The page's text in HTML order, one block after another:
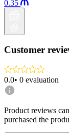
0.35
Customer
0.0• 0 evaluation
Product reviews
purchased the